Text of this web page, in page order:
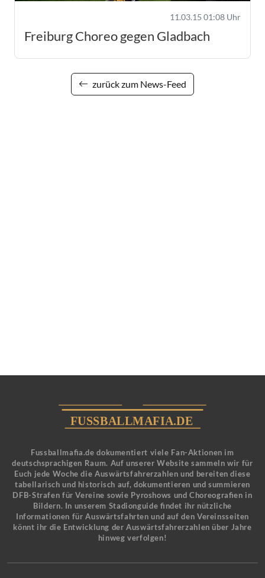
11.03.15 01:08 Uhr
Freiburg Choreo gegen Gladbach
zurück zum News-Feed
Fussballmafia.de dokumentiert viele Fan-Aktionen im
deutschsprachigen Raum. Auf unserer Website sammeln wir für
Euch jede Woche die Auswärtsfahrerzahlen und bereiten diese
tabellarisch und historisch auf, dokumentieren und summieren
DFB-Strafen für Vereine sowie Pyroshows und Choreografien in
Bildern. In unserem Stadionguide findet ihr nützliche
Informationen für Auswärtsfahrten und auf den Vereinsseiten
könnt ihr die Entwicklung der Auswärtsfahrerzahlen über Jahre
hinweg verfolgen!